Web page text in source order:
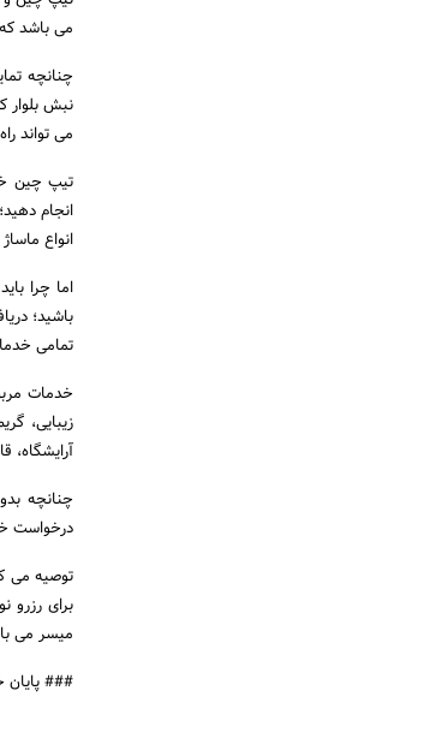
می باشد
چنانچه
می تواند
تیپ چین
انجام
انواع
اما چرا
باشید؛
تمامی
خدمات
زیبایی،
آرایشگاه،
چنانچه
درخواست
توصیه می
برای رزرو
میسر می
###